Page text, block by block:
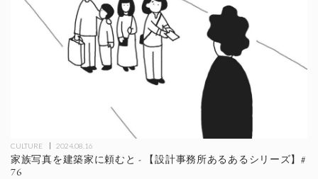
CULTURE 2024.08.16
家族写真を建築家に頼むと - 【設計事務所あるあるシリーズ】#
76